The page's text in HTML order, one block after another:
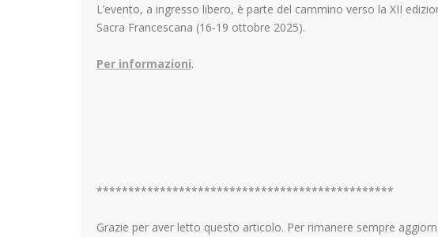
L’evento, a ingresso libero, è parte del cammino verso la XII
Sacra Francescana (16-19 ottobre 2025).
Per informazioni.
***********************************************
Grazie per aver letto questo articolo. Per rimanere sempre